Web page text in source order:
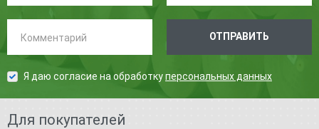
ОТПРАВИТЬ
Я даю согласие на обработкуперсональных данных
Для покупателей